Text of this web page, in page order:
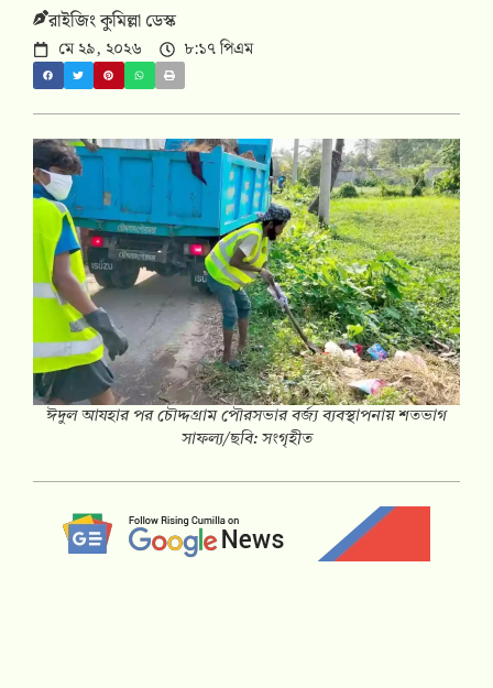
রাইজিং কুমিল্লা ডেস্ক
মে ২৯, ২০২৬ ৮:১৭ পিএম
ঈদুল আযহার পর চৌদ্দগ্রাম পৌরসভার বর্জ্য ব্যবস্থাপনায় শতভাগ
সাফল্য/ছবি: সংগৃহীত